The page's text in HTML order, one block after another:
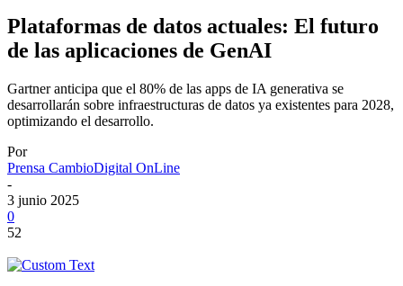
Plataformas de datos actuales: El futuro
de las aplicaciones de GenAI
Gartner anticipa que el 80% de las apps de IA generativa se
desarrollarán sobre infraestructuras de datos ya existentes para 2028,
optimizando el desarrollo.
Por
Prensa CambioDigital OnLine
-
3 junio 2025
0
52